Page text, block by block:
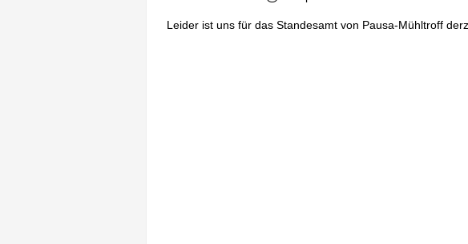
Leider ist uns für das Standesamt von Pausa-Mühltroff